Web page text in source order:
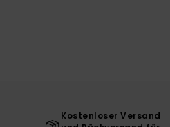
Kostenloser Versand